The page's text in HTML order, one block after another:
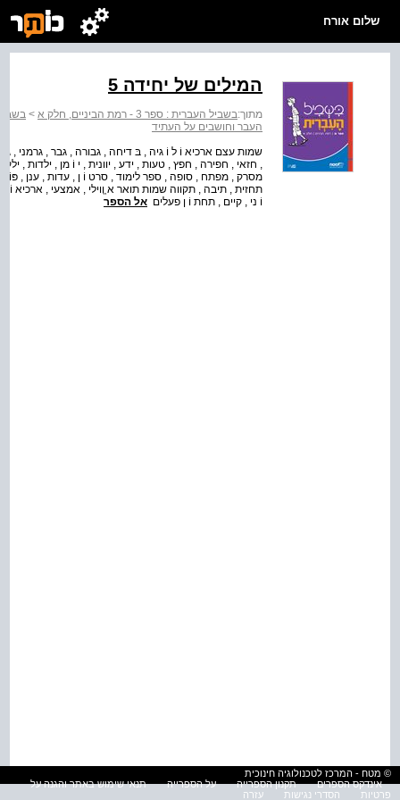
שלום אורח
המילים של יחידה 5
מתוך:בשביל העברית : ספר 3 - רמת הביניים, חלק א > בשביל
העבר וחושבים על העתיד
שמות עצם ארכיא וֹ ל וֹ גיה , בּ דיחה , גבורה , גבר , גרמני ,
, חזאי , חפירה , חפץ , טעות , ידע , יוונית , י וֹ מן ,
מסרק , מפתח , סופה , ספר לימוד , סרט וֹ ן , עדות , ענן ,
תחזית , תיבה , תקווה שמות תואר א ֱווילי , אמצעי , ארכיא וֹ
וֹ ני , קיים , תחת וֹ ן פעלים אל הספר
© מטח - המרכז לטכנולוגיה חינוכית
אינדקס הספרים
תקנון הספרייה על הספרייה
תנאי שימוש באתר והגנה על
פרטיות
הסדרי נגישות עזרה